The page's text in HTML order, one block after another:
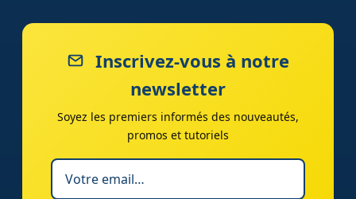
Inscrivez-vous à notre
newsletter
Soyez les premiers informés des nouveautés,
promos et tutoriels